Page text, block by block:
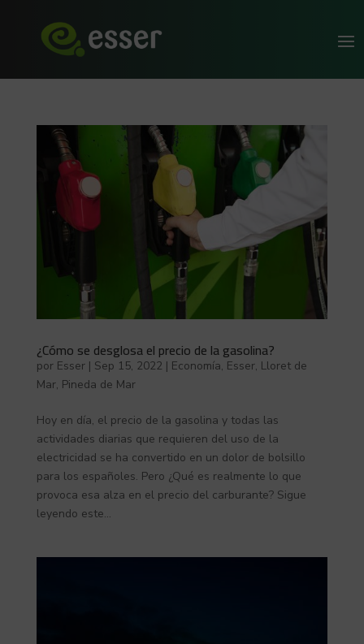
¿Cómo se desglosa el precio de la gasolina?
por Esser| Sep 15, 2022 | Economía, Esser, Lloret de
Mar, Pineda de Mar
Hoy en día, el precio de la gasolina y todas las
actividades diarias que requieren del uso de la
electricidad se ha convertido en un dolor de bolsillo
para los españoles. Pero ¿Qué es realmente lo que
provoca esa alza en el precio del carburante? Sigue
leyendo este...